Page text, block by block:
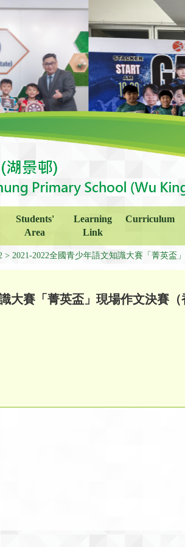
Students'
Area
Learning
Link
Curriculum
2021-2022全國青少年語文知識大賽「菁英盃
大賽「菁英盃」現場作文決賽（